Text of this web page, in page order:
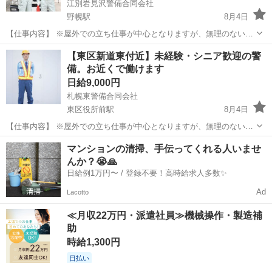
江別岩見沢警備合同会社
野幌駅
8月4日
【仕事内容】 ※屋外での立ち仕事が中心となりますが、無理のない配
置・こまめな休憩を徹底しています。 ✔ 地域に根ざした安全を守るお
仕事です 岩見沢市志文地区を中心とした、建築現場での交通誘導や歩
行者の安全案内をお願...
北海道 江別市 野幌駅 その他 スタッフ
【東区新道東付近】未経験・シニア歓迎の警
備。お近くで働けます
日給9,000円
札幌東警備合同会社
東区役所前駅
8月4日
【仕事内容】 ※屋外での立ち仕事が中心となりますが、無理のない配
置・こまめな休憩を徹底しています。 ☑ 新道東駅エリアで自分らしく
働く！ ☑ 体への負担に配慮した安心の環境 ☑ 「ありがとう」と言わ
れるやりがい ...
北海道 札幌市 東区役所前駅 その他 スタッフ
マンションの清掃、手伝ってくれる人いませ
んか？😭🙏
日給例1万円〜 / 登録不要！高時給求人多数✨
Lacotto Ad
≪月収22万円・派遣社員≫機械操作・製造補
助
時給1,300円
日払い